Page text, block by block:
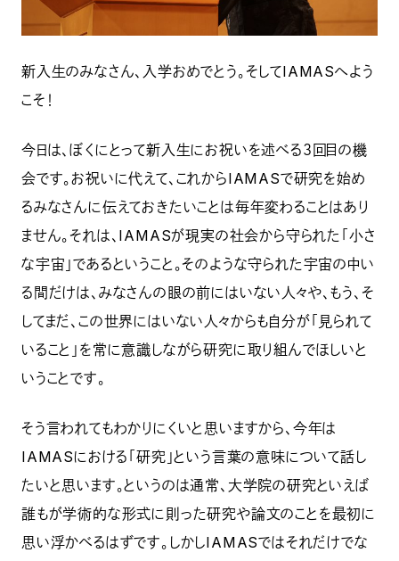
新入生のみなさん、入学おめでとう。そしてIAMASへよう
こそ！
今日は、ぼくにとって新入生にお祝いを述べる３回目の機
会です。お祝いに代えて、これからIAMASで研究を始め
るみなさんに伝えておきたいことは毎年変わることはあり
ません。それは、IAMASが現実の社会から守られた「小さ
な宇宙」であるということ。そのような守られた宇宙の中い
る間だけは、みなさんの眼の前にはいない人々や、もう、そ
してまだ、この世界にはいない人々からも自分が「見られて
いること」を常に意識しながら研究に取り組んでほしいと
いうことです。
そう言われてもわかりにくいと思いますから、今年は
IAMASにおける「研究」という言葉の意味について話し
たいと思います。というのは通常、大学院の研究といえば
誰もが学術的な形式に則った研究や論文のことを最初に
思い浮かべるはずです。しかしIAMASではそれだけでな